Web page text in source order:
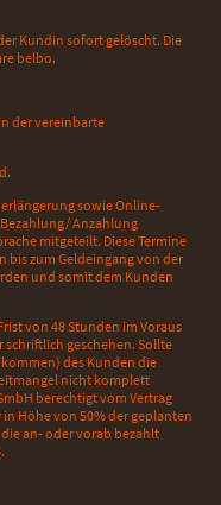
Kundin sofort gelöscht. Die
belbo.
der vereinbarte
sowie Online-
Anzahlung
mitgeteilt. Diese Termine
zum Geldeingang von der
und somit dem Kunden
von 48 Stunden im Voraus
geschehen. Sollte
des Kunden die
nicht komplett
berechtigt vom Vertrag
Höhe von 50% der geplanten
an- oder vorab bezahlt